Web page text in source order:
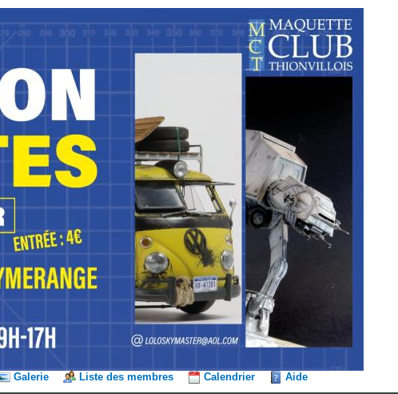
Galerie Liste des membres Calendrier Aide